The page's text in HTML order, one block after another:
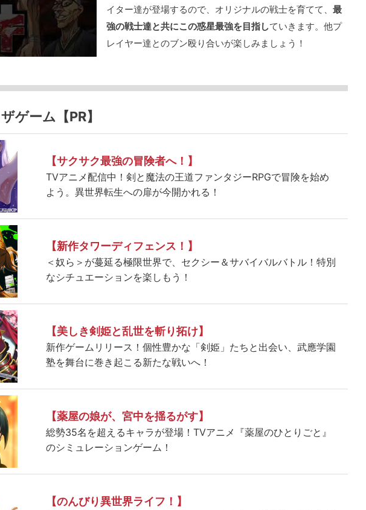
イター達が登場するので、オリジナルの戦士を育てて、最
強の戦士達と共にこの惑星最強を目指していきます。他プ
レイヤー達とのブン殴り合いが楽しみましょう！
ゲーム【PR】
【サクサク最強の冒険者へ！】
TVアニメ配信中！剣と魔法の王道ファンタジーRPGで冒険を始め
よう。異世界転生への扉が今開かれる！
【新作タワーディフェンス！】
＜奴ら＞が蔓延る極限世界で、セクシー＆サバイバルバトル！特別
なシチュエーションを楽しもう！
【美しき剣姫と乱世を斬り拓け】
新作ゲームリリース！個性豊かな「剣姫」たちと出会い、武應学園
塾を舞台に巻き起こる新たな戦いへ！
【薬屋の娘が、宮中を揺るがす】
総勢35名を超えるキャラが登場！TVアニメ『薬屋のひとりごと』
のシミュレーションゲーム！
【のんびり異世界ライフ！】